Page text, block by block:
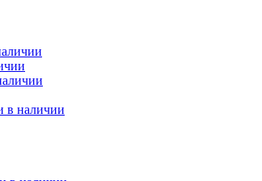
в наличии